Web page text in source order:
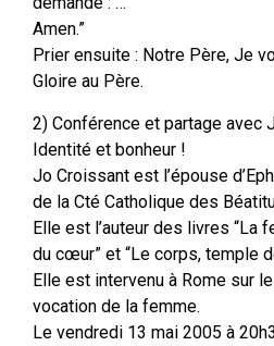
Amen.”
Prier ensuite : Notre Père, Je
Gloire au Père.
2) Conférence et partage avec
Identité et bonheur !
Jo Croissant est l’épouse
de la Cté Catholique des
Elle est l’auteur des livres “La
du cœur” et “Le corps, temple
Elle est intervenu à Rome sur
vocation de la femme.
Le vendredi 13 mai 2005 à